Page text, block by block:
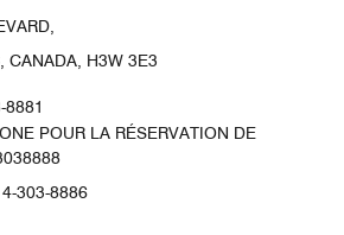
CANADA, H3W 3E3
POUR LA RÉSERVATION DE
303-8886